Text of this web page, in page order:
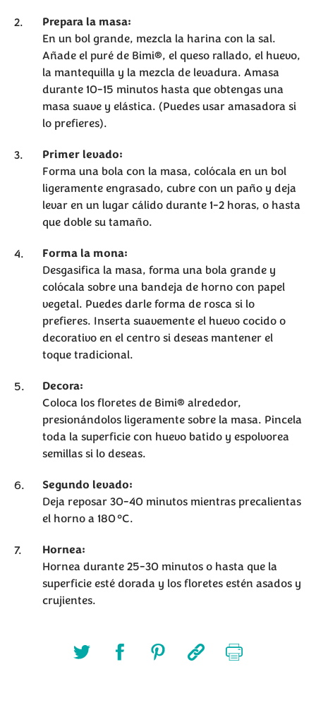
Prepara la masa:
En un bol grande, mezcla la harina con la sal.
Añade el puré de Bimi®, el queso rallado, el huevo,
la mantequilla y la mezcla de levadura. Amasa
durante 10-15 minutos hasta que obtengas una
masa suave y elástica. (Puedes usar amasadora si
lo prefieres).
Primer levado:
Forma una bola con la masa, colócala en un bol
ligeramente engrasado, cubre con un paño y deja
levar en un lugar cálido durante 1-2 horas, o hasta
que doble su tamaño.
Forma la mona:
Desgasifica la masa, forma una bola grande y
colócala sobre una bandeja de horno con papel
vegetal. Puedes darle forma de rosca si lo
prefieres. Inserta suavemente el huevo cocido o
decorativo en el centro si deseas mantener el
toque tradicional.
Decora:
Coloca los floretes de Bimi® alrededor,
presionándolos ligeramente sobre la masa. Pincela
toda la superficie con huevo batido y espolvorea
semillas si lo deseas.
Segundo levado:
Deja reposar 30-40 minutos mientras precalientas
el horno a 180 °C.
Hornea:
Hornea durante 25-30 minutos o hasta que la
superficie esté dorada y los floretes estén asados y
crujientes.